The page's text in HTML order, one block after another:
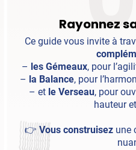
Rayonnez
Ce guide vous invite à
– les Gémeaux, pour
– la Balance, pour
– et le Verseau, pour
hauteur
👉 Vous construisez une